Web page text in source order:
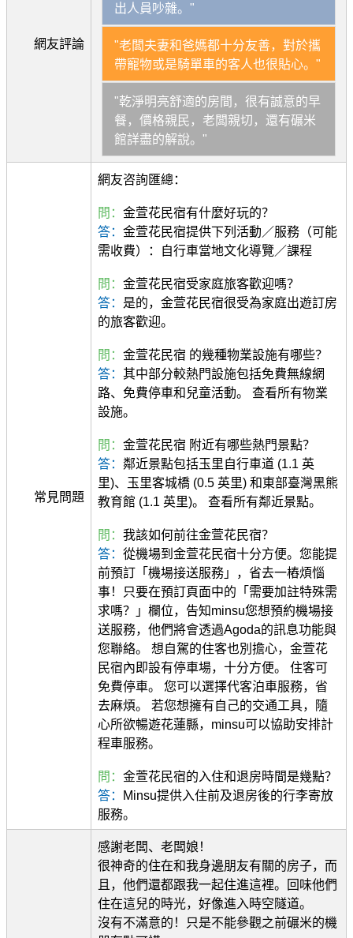
網友評論
出人員吵雜。"
"老闆夫妻和爸媽都十分友善，對於攜
帶寵物或是騎單車的客人也很貼心。"
"乾淨明亮舒適的房間，很有誠意的早
餐，價格親民，老闆親切，還有碾米
館詳盡的解說。"
常見問題
網友咨詢匯總：
問： 金萱花民宿有什麼好玩的？
答： 金萱花民宿提供下列活動／服務（可能
需收費）：自行車當地文化導覽／課程
問： 金萱花民宿受家庭旅客歡迎嗎？
答： 是的，金萱花民宿很受為家庭出遊訂房
的旅客歡迎。
問： 金萱花民宿 的幾種物業設施有哪些？
答： 其中部分較熱門設施包括免費無線網
路、免費停車和兒童活動。 查看所有物業
設施。
問： 金萱花民宿 附近有哪些熱門景點？
答： 鄰近景點包括玉里自行車道 (1.1 英
里)、玉里客城橋 (0.5 英里) 和東部臺灣黑熊
教育館 (1.1 英里)。 查看所有鄰近景點。
問： 我該如何前往金萱花民宿？
答： 從機場到金萱花民宿十分方便。您能提
前預訂「機場接送服務」，省去一樁煩惱
事！只要在預訂頁面中的「需要加註特殊需
求嗎？」欄位，告知minsu您想預約機場接
送服務，他們將會透過Agoda的訊息功能與
您聯絡。 想自駕的住客也別擔心，金萱花
民宿內即設有停車場，十分方便。 住客可
免費停車。 您可以選擇代客泊車服務，省
去麻煩。 若您想擁有自己的交通工具，隨
心所欲暢遊花蓮縣，minsu可以協助安排計
程車服務。
問： 金萱花民宿的入住和退房時間是幾點？
答：
Minsu提供入住前及退房後的行李寄放
服務。
感謝老闆、老闆娘！
很神奇的住在和我身邊朋友有關的房子，而
且，他們還都跟我一起住進這裡。回味他們
住在這兒的時光，好像進入時空隧道。
沒有不滿意的！只是不能參觀之前碾米的機